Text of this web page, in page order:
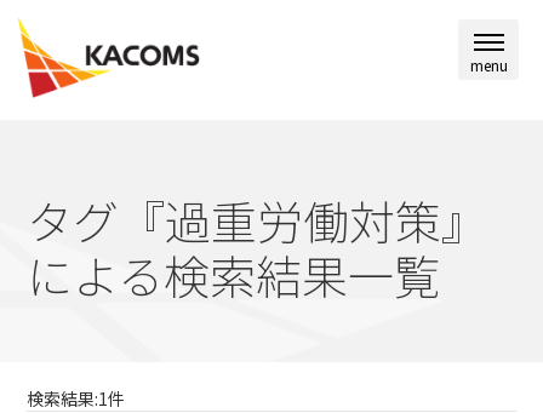
menu
タグ『過重労働対策』
による検索結果一覧
検索結果:1件